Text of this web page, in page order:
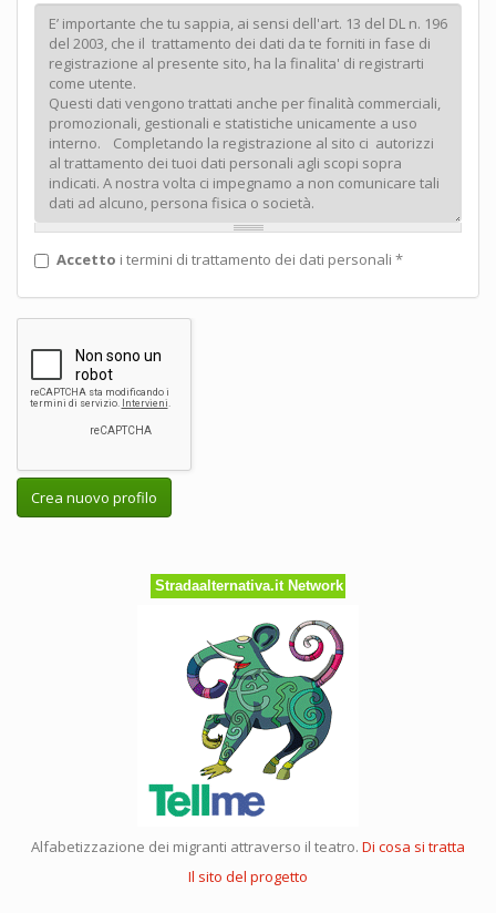
Accetto i termini di trattamento dei dati personali *
Crea nuovo profilo
Stradaalternativa.it Network
Alfabetizzazione dei migranti attraverso il teatro. Di cosa si tratta
Il sito del progetto